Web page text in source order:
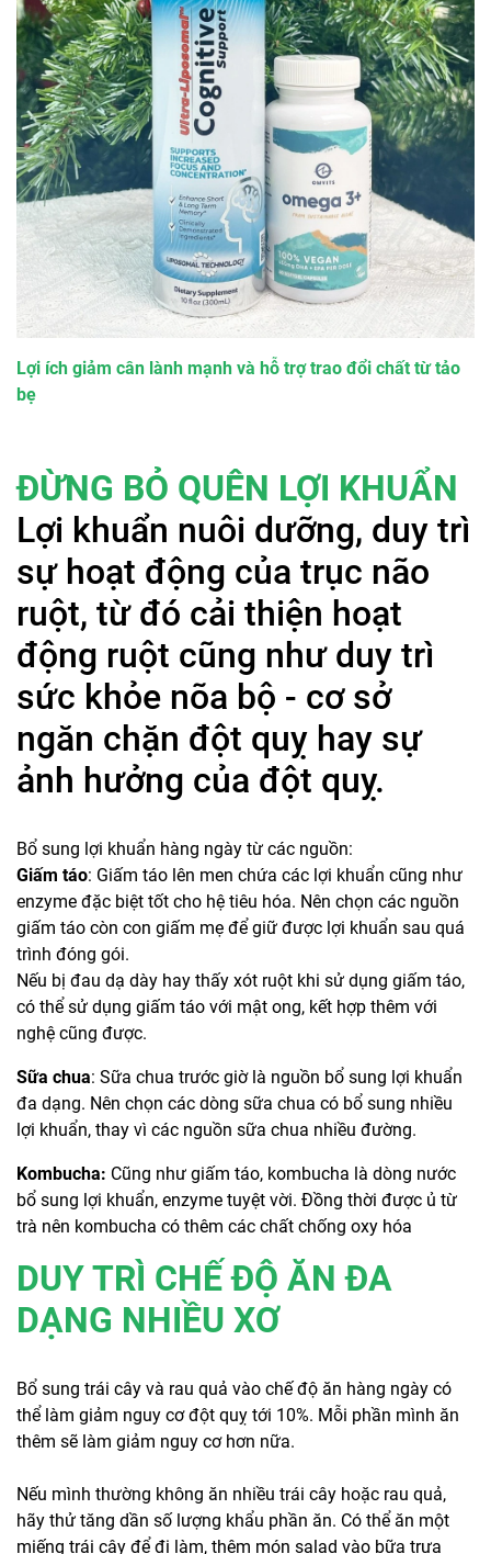
Lợi ích giảm cân lành mạnh và hỗ trợ trao đổi chất từ tảo
bẹ
ĐỪNG BỎ QUÊN LỢI KHUẨN
Lợi khuẩn nuôi dưỡng, duy trì
sự hoạt động của trục não
ruột, từ đó cải thiện hoạt
động ruột cũng như duy trì
sức khỏe nõa bộ - cơ sở
ngăn chặn đột quỵ hay sự
ảnh hưởng của đột quỵ.
Bổ sung lợi khuẩn hàng ngày từ các nguồn:
Giấm táo: Giấm táo lên men chứa các lợi khuẩn cũng như
enzyme đặc biệt tốt cho hệ tiêu hóa. Nên chọn các nguồn
giấm táo còn con giấm mẹ để giữ được lợi khuẩn sau quá
trình đóng gói.
Nếu bị đau dạ dày hay thấy xót ruột khi sử dụng giấm táo,
có thể sử dụng giấm táo với mật ong, kết hợp thêm với
nghệ cũng được.
Sữa chua: Sữa chua trước giờ là nguồn bổ sung lợi khuẩn
đa dạng. Nên chọn các dòng sữa chua có bổ sung nhiều
lợi khuẩn, thay vì các nguồn sữa chua nhiều đường.
Kombucha: Cũng như giấm táo, kombucha là dòng nước
bổ sung lợi khuẩn, enzyme tuyệt vời. Đồng thời được ủ từ
trà nên kombucha có thêm các chất chống oxy hóa
DUY TRÌ CHẾ ĐỘ ĂN ĐA
DẠNG NHIỀU XƠ
Bổ sung trái cây và rau quả vào chế độ ăn hàng ngày có
thể làm giảm nguy cơ đột quỵ tới 10%. Mỗi phần mình ăn
thêm sẽ làm giảm nguy cơ hơn nữa.
Nếu mình thường không ăn nhiều trái cây hoặc rau quả,
hãy thử tăng dần số lượng khẩu phần ăn. Có thể ăn một
miếng trái cây để đi làm, thêm món salad vào bữa trưa